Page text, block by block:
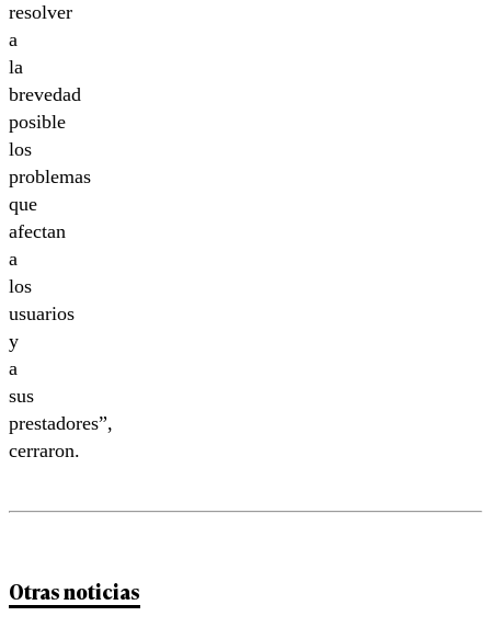
resolver
a
la
brevedad
posible
los
problemas
que
afectan
a
los
usuarios
y
a
sus
prestadores”,
cerraron.
Otras noticias